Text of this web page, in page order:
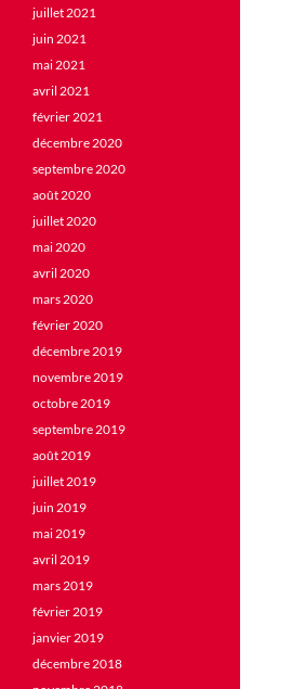
juillet 2021
juin 2021
mai 2021
avril 2021
février 2021
décembre 2020
septembre 2020
août 2020
juillet 2020
mai 2020
avril 2020
mars 2020
février 2020
décembre 2019
novembre 2019
octobre 2019
septembre 2019
août 2019
juillet 2019
juin 2019
mai 2019
avril 2019
mars 2019
février 2019
janvier 2019
décembre 2018